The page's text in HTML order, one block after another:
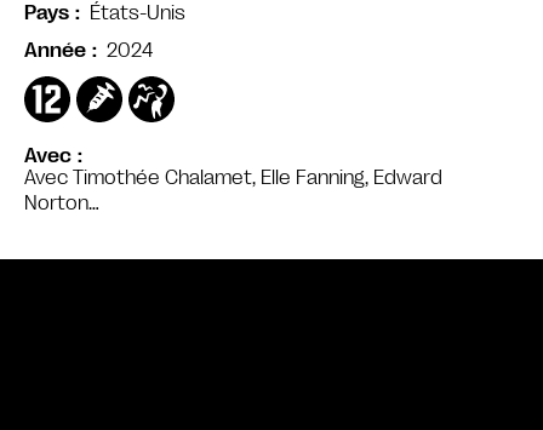
Avec
Avec Timothée Chalamet, Elle Fanning, Edward
Norton…
Pays
États-Unis
Année
2024